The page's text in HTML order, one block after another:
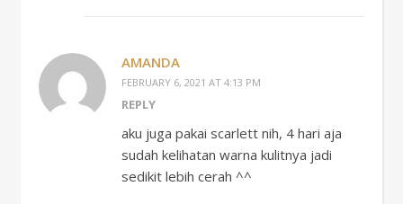
AMANDA
FEBRUARY 6, 2021 AT 4:13 PM
REPLY
aku juga pakai scarlett nih, 4 hari aja
sudah kelihatan warna kulitnya jadi
sedikit lebih cerah ^^